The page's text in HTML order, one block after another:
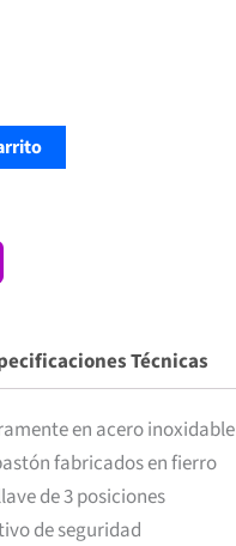
Técnicas
en acero inoxidable
fabricados en fierro
de 3 posiciones
de seguridad